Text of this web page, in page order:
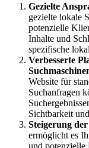
Gezielte
gezielte lokale
potenzielle
Inhalte und
spezifische
Verbesserte
Website für
Suchanfragen
Sichtbarkeit
Steigerung
ermöglicht es
und potenzielle